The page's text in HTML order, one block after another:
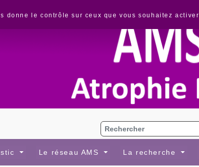
Le réseau AMS La recherche
donne le contrôle sur ceux que vous souhaitez activer